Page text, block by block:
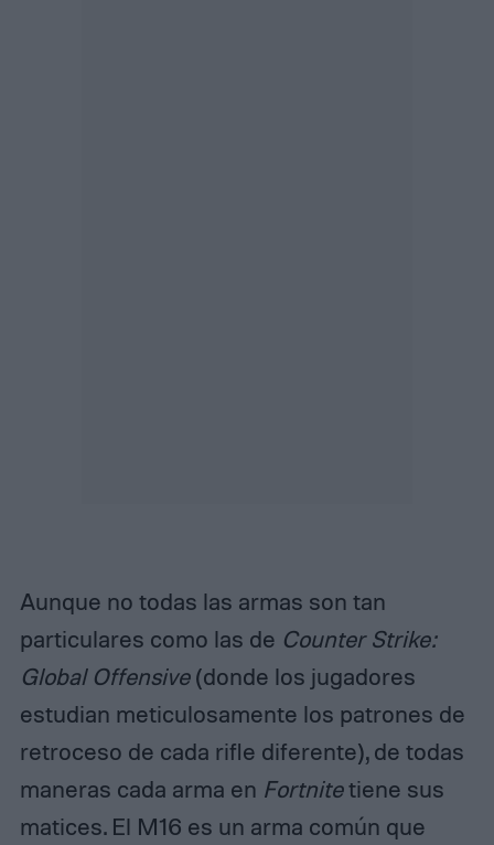
Aunque no todas las armas son tan
particulares como las de Counter Strike:
Global Offensive(donde los jugadores
estudian meticulosamente los patrones de
retroceso de cada rifle diferente), de todas
maneras cada arma en Fortnitetiene sus
matices. El M16 es un arma común que